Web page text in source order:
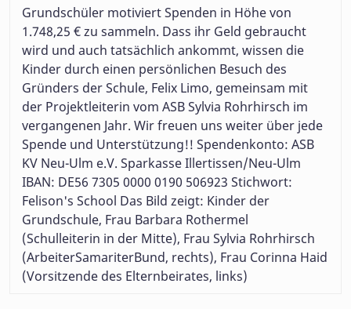
Grundschüler motiviert Spenden in Höhe von
1.748,25 € zu sammeln. Dass ihr Geld gebraucht
wird und auch tatsächlich ankommt, wissen die
Kinder durch einen persönlichen Besuch des
Gründers der Schule, Felix Limo, gemeinsam mit
der Projektleiterin vom ASB Sylvia Rohrhirsch im
vergangenen Jahr. Wir freuen uns weiter über jede
Spende und Unterstützung!! Spendenkonto: ASB
KV Neu-Ulm e.V. Sparkasse Illertissen/Neu-Ulm
IBAN: DE56 7305 0000 0190 506923 Stichwort:
Felison's School Das Bild zeigt: Kinder der
Grundschule, Frau Barbara Rothermel
(Schulleiterin in der Mitte), Frau Sylvia Rohrhirsch
(ArbeiterSamariterBund, rechts), Frau Corinna Haid
(Vorsitzende des Elternbeirates, links)